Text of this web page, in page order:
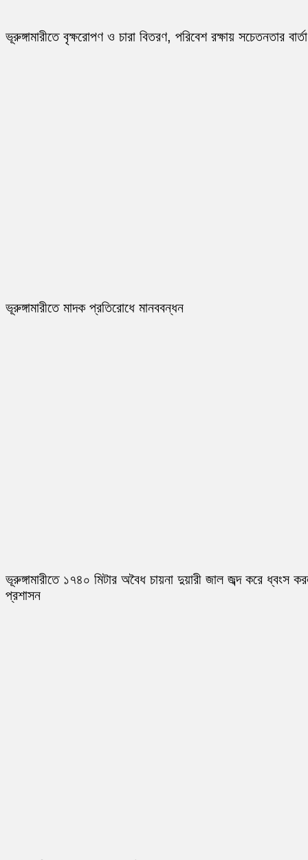
ভূরুঙ্গামারীতে বৃক্ষরোপণ ও চারা বিতরণ, পরিবেশ রক্ষায় সচেতনতার বার্তা
ভূরুঙ্গামারীতে মাদক প্রতিরোধে মানববন্ধন
ভূরুঙ্গামারীতে ১৭৪০ মিটার অবৈধ চায়না দুয়ারী জাল জব্দ করে ধ্বংস
প্রশাসন